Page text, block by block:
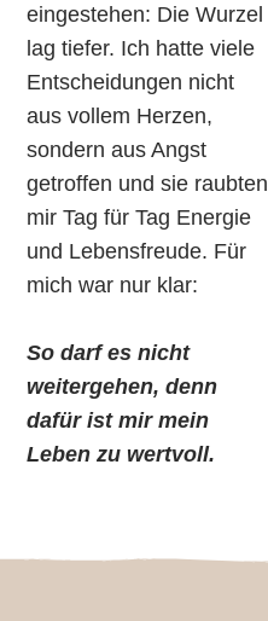
eingestehen: Die Wurzel
lag tiefer. Ich hatte viele
Entscheidungen nicht
aus vollem Herzen,
sondern aus Angst
getroffen und sie raubten
mir Tag für Tag Energie
und Lebensfreude. Für
mich war nur klar:
So darf es nicht
weitergehen, denn
dafür ist mir mein
Leben zu wertvoll.